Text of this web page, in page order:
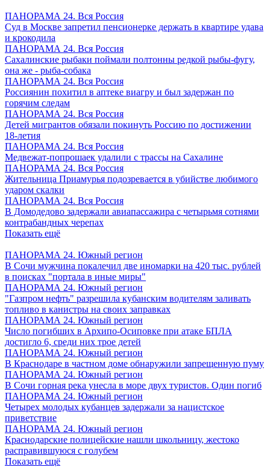
ПАНОРАМА 24. Вся Россия
Суд в Москве запретил пенсионерке держать в квартире удава
и крокодила
ПАНОРАМА 24. Вся Россия
Сахалинские рыбаки поймали полтонны редкой рыбы-фугу,
она же - рыба-собака
ПАНОРАМА 24. Вся Россия
Россиянин похитил в аптеке виагру и был задержан по
горячим следам
ПАНОРАМА 24. Вся Россия
Детей мигрантов обязали покинуть Россию по достижении
18-летия
ПАНОРАМА 24. Вся Россия
Медвежат-попрошаек удалили с трассы на Сахалине
ПАНОРАМА 24. Вся Россия
Жительница Приамурья подозревается в убийстве любимого
ударом скалки
ПАНОРАМА 24. Вся Россия
В Домодедово задержали авиапассажира с четырьмя сотнями
контрабандных черепах
Показать ещё
ПАНОРАМА 24. Южный регион
В Сочи мужчина покалечил две иномарки на 420 тыс. рублей
в поисках "портала в иные миры"
ПАНОРАМА 24. Южный регион
"Газпром нефть" разрешила кубанским водителям заливать
топливо в канистры на своих заправках
ПАНОРАМА 24. Южный регион
Число погибших в Архипо-Осиповке при атаке БПЛА
достигло 6, среди них трое детей
ПАНОРАМА 24. Южный регион
В Краснодаре в частном доме обнаружили запрещенную пуму
ПАНОРАМА 24. Южный регион
В Сочи горная река унесла в море двух туристов. Один погиб
ПАНОРАМА 24. Южный регион
Четырех молодых кубанцев задержали за нацистское
приветствие
ПАНОРАМА 24. Южный регион
Краснодарские полицейские нашли школьницу, жестоко
расправившуюся с голубем
Показать ещё